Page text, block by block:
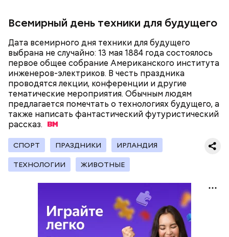
Всемирный день техники для будущего
Дата всемирного дня техники для будущего
выбрана не случайно: 13 мая 1884 года состоялось
первое общее собрание Американского института
инженеров-электриков. В честь праздника
проводятся лекции, конференции и другие
тематические мероприятия. Обычным людям
предлагается помечтать о технологиях будущего, а
также написать фантастический футуристический
рассказ.
СПОРТ ПРАЗДНИКИ ИРЛАНДИЯ
ТЕХНОЛОГИИ ЖИВОТНЫЕ
— Кабачки, порезанные кубиками, нужно легко
обжарить на сковороде. К ним добавляются зелень
петрушки, чеснок, соль и оливковое масло.
Получается очень вкусно, — поделился рецептом
Копылов.
с сахарным диабетом;
лишним весом.
подчеркнула доктор.